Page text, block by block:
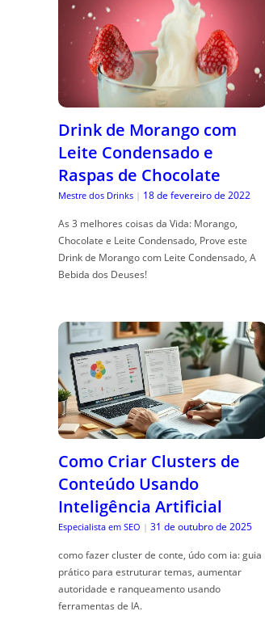
Drink de Morango com
Leite Condensado e
Raspas de Chocolate
Mestre dos Drinks | 18 de fevereiro de 2022
As 3 melhores coisas da Vida: Morango,
Chocolate e Leite Condensado, Prove este
Drink de Morango com Leite Condensado, A
Bebida dos Deuses!
Como Criar Clusters de
Conteúdo Usando
Inteligência Artificial
Especialista em SEO | 31 de outubro de 2025
como fazer cluster de conte, údo com ia: guia
prático para estruturar temas, aumentar
autoridade e ranqueamento usando
ferramentas de IA.